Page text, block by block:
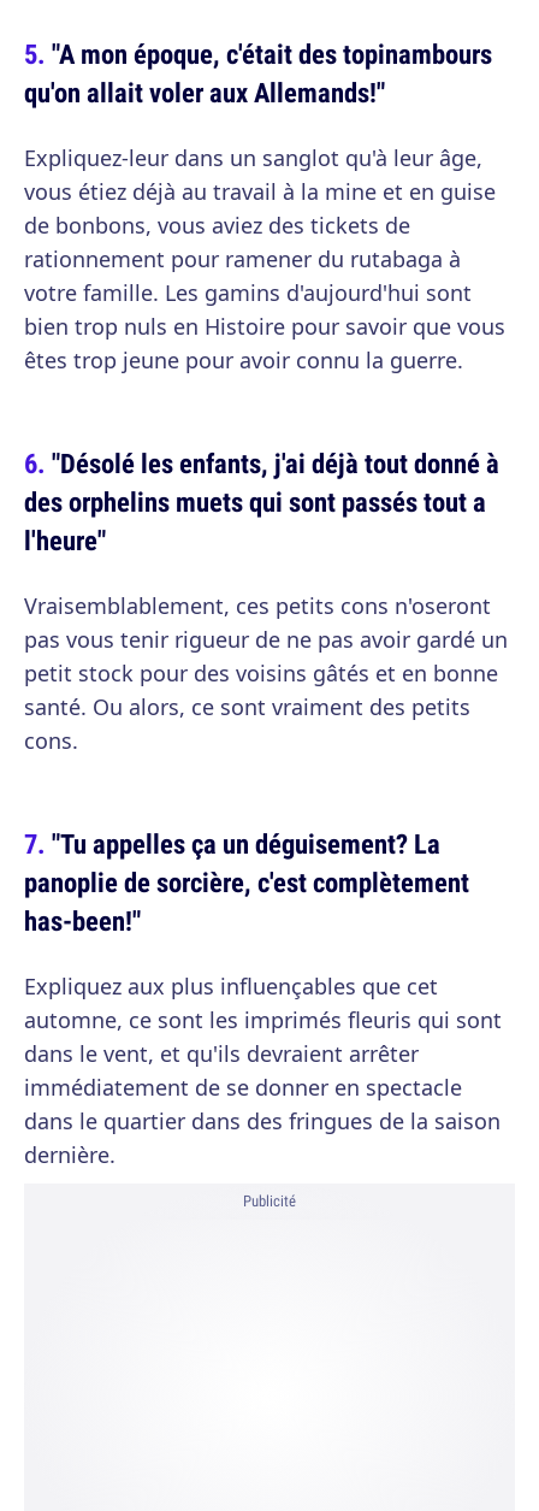
"A mon époque, c'était des topinambours
qu'on allait voler aux Allemands!"
Expliquez-leur dans un sanglot qu'à leur âge,
vous étiez déjà au travail à la mine et en guise
de bonbons, vous aviez des tickets de
rationnement pour ramener du rutabaga à
votre famille. Les gamins d'aujourd'hui sont
bien trop nuls en Histoire pour savoir que vous
êtes trop jeune pour avoir connu la guerre.
"Désolé les enfants, j'ai déjà tout donné à
des orphelins muets qui sont passés tout a
l'heure"
Vraisemblablement, ces petits cons n'oseront
pas vous tenir rigueur de ne pas avoir gardé un
petit stock pour des voisins gâtés et en bonne
santé. Ou alors, ce sont vraiment des petits
cons.
"Tu appelles ça un déguisement? La
panoplie de sorcière, c'est complètement
has-been!"
Expliquez aux plus influençables que cet
automne, ce sont les imprimés fleuris qui sont
dans le vent, et qu'ils devraient arrêter
immédiatement de se donner en spectacle
dans le quartier dans des fringues de la saison
dernière.
Publicité